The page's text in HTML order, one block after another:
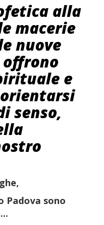
alla
macerie
nuove
offrono
e
senso,
Padova sono